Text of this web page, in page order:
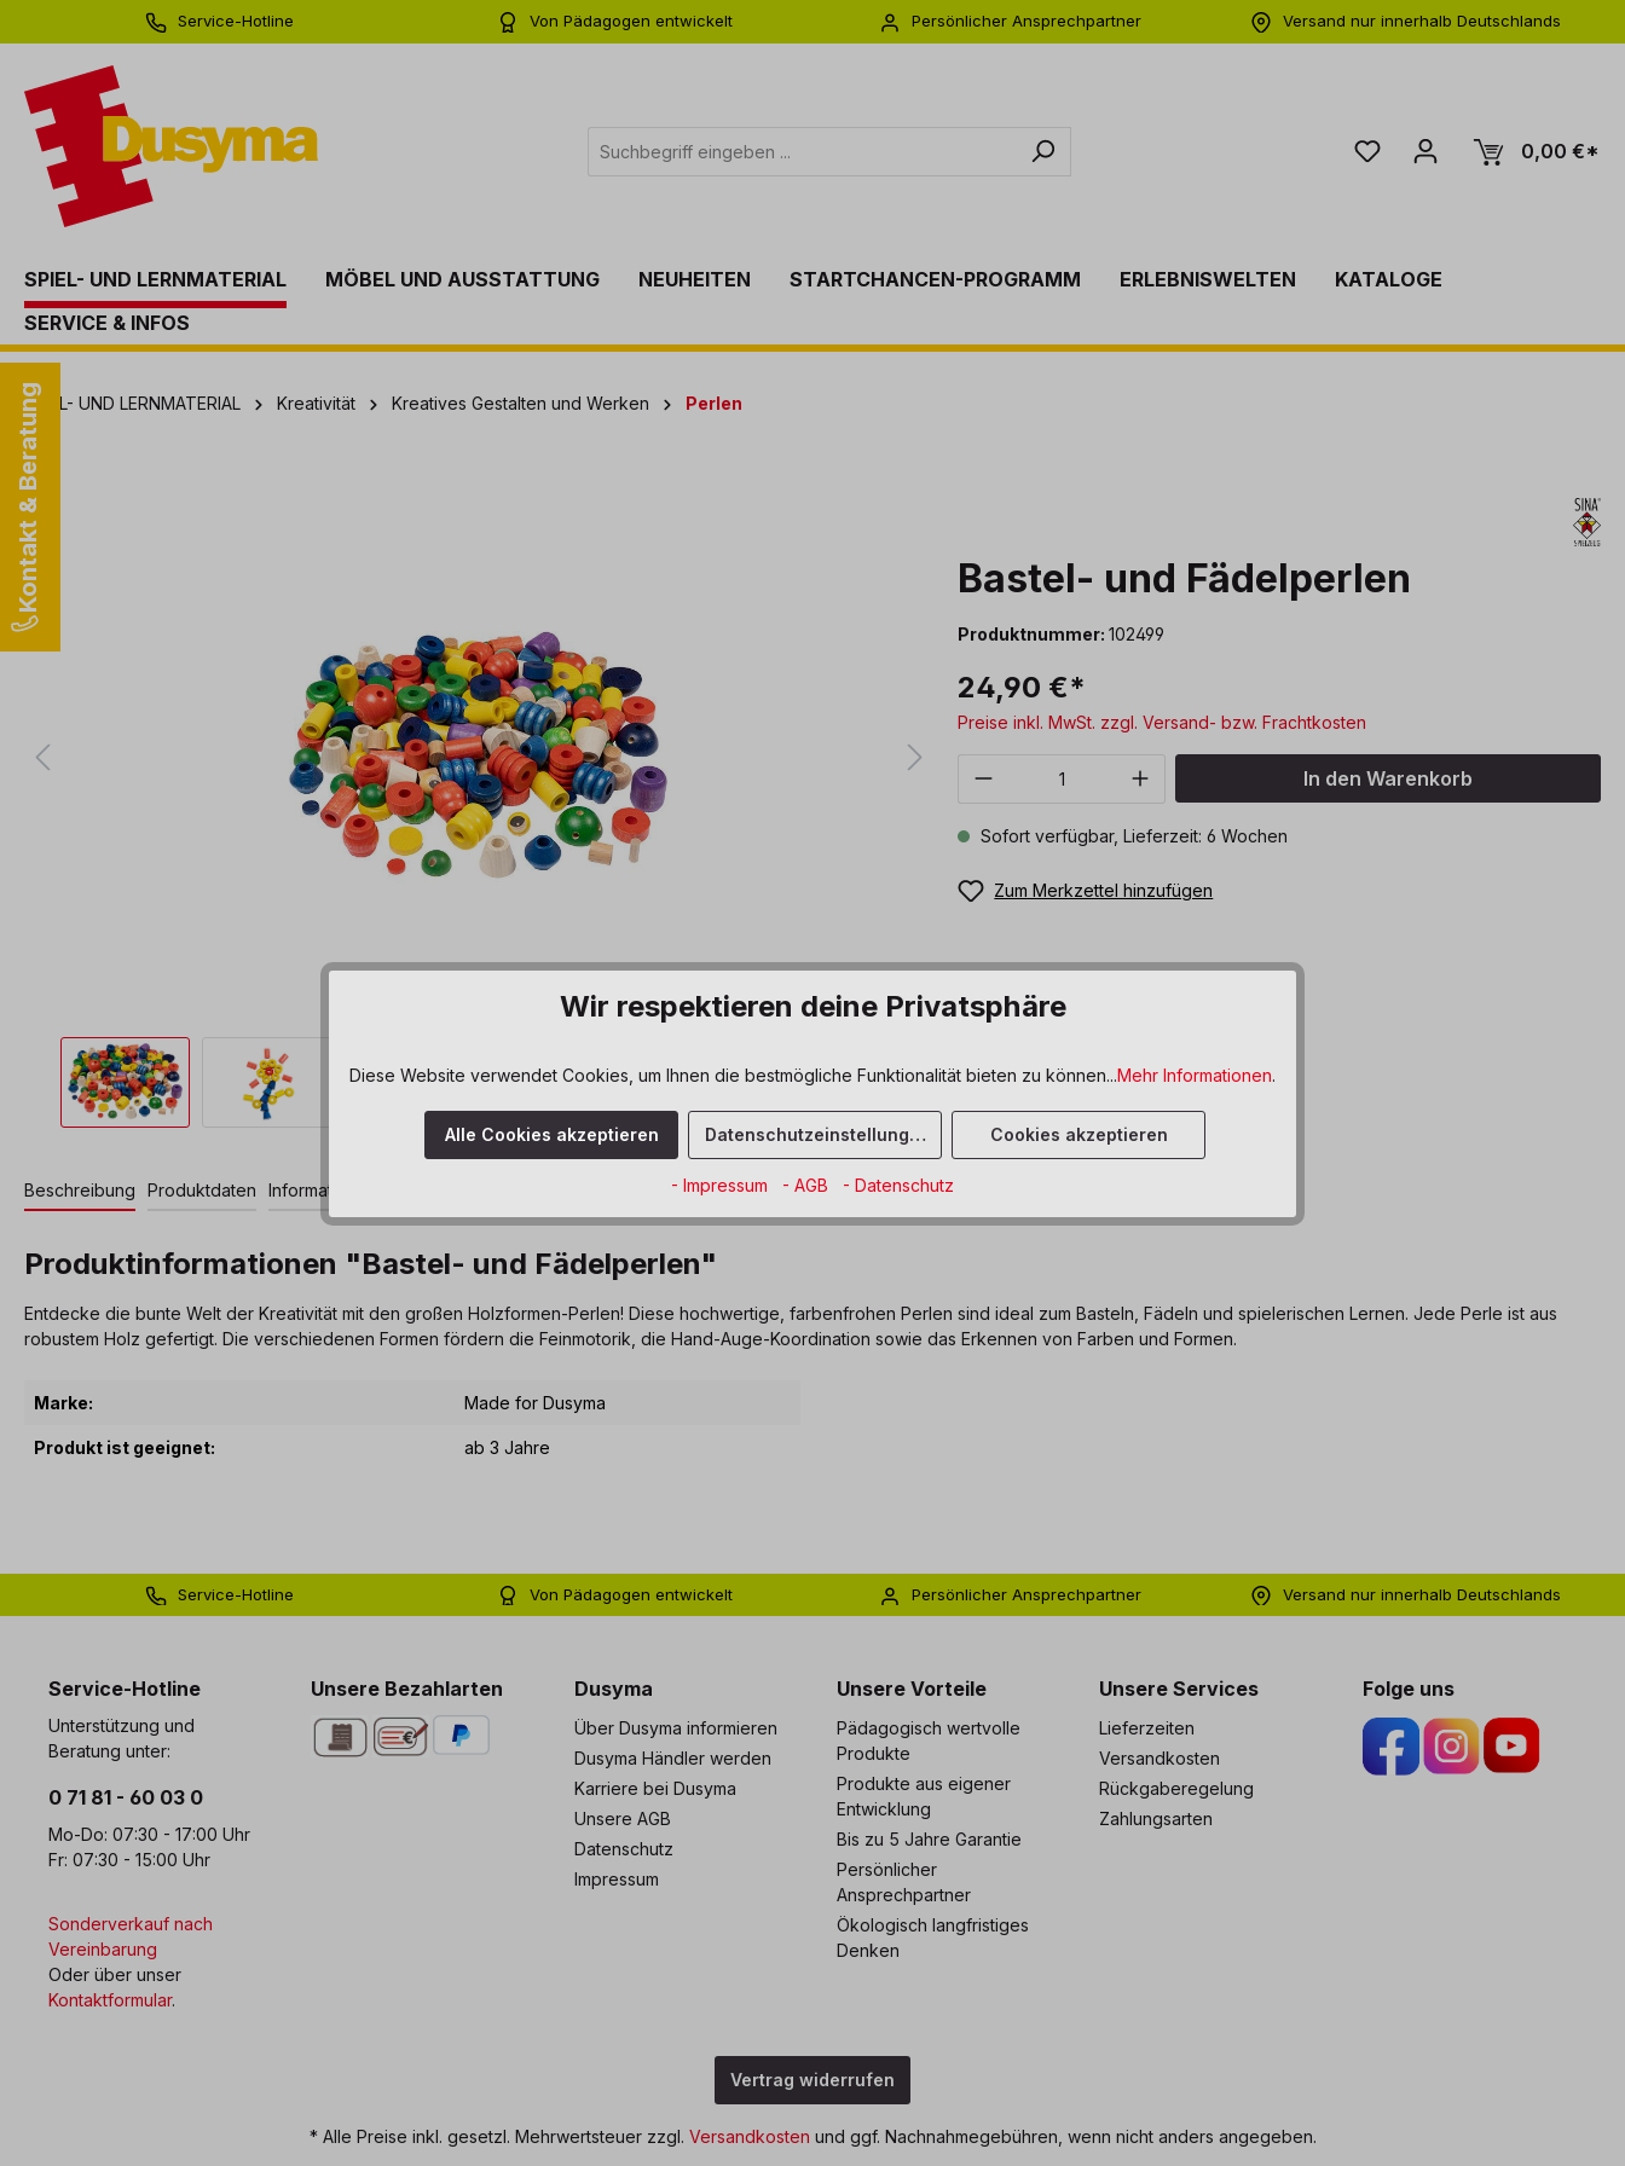
Zur Hauptnavigation springen
Service-Hotline
Von Pädagogen entwickelt
Persönlicher Ansprechpartner
Versand nur innerhalb Deutschlands
0,00 €*
SPIEL- UND LERNMATERIAL MÖBEL UND AUSSTATTUNG NEUHEITEN STARTCHANCEN-PROGRAMM ERLEBNISWELTEN
KATALOGE
SERVICE & INFOS
Kontakt & Beratung
SPIEL- UND LERNMATERIAL Kreativität Kreatives Gestalten und Werken Perlen
Bildergalerie überspringen
Bastel- und Fädelperlen
Produktnummer:102499
24,90 €*
Preise inkl. MwSt. zzgl. Versand- bzw. Frachtkosten
Produkt Anzahl: Gib den gewünschten Wert
In den Warenkorb
Sofort verfügbar, Lieferzeit: 6 Wochen
Zum Merkzettel hinzufügen
Beschreibung Produktdaten Informationen und Hinweise
Produktinformationen "Bastel- und Fädelperlen"
Entdecke die bunte Welt der Kreativität mit den großen Holzformen-Perlen! Diese hochwertige, farbenfrohen Perlen sind ideal zum Basteln, Fädeln und spielerischen Lernen. Jede Perle ist aus
robustem Holz gefertigt. Die verschiedenen Formen fördern die Feinmotorik, die Hand-Auge-Koordination sowie das Erkennen von Farben und Formen.
Marke: Made for Dusyma
Produkt ist geeignet: ab 3 Jahre
Service-Hotline
Von Pädagogen entwickelt
Persönlicher Ansprechpartner
Versand nur innerhalb Deutschlands
Service-Hotline
Unterstützung und
Beratung unter:
0 71 81 - 60 03 0
Mo-Do: 07:30 - 17:00 Uhr
Fr: 07:30 - 15:00 Uhr
Sonderverkauf nach
Vereinbarung
Oder über unser
Kontaktformular.
Unsere Bezahlarten Dusyma
Über Dusyma informieren
Dusyma Händler werden
Karriere bei Dusyma
Unsere AGB
Datenschutz
Impressum
Unsere Vorteile
Pädagogisch wertvolle
Produkte
Produkte aus eigener
Entwicklung
Bis zu 5 Jahre Garantie
Persönlicher
Ansprechpartner
Ökologisch langfristiges
Denken
Unsere Services
Lieferzeiten
Versandkosten
Rückgaberegelung
Zahlungsarten
Folge uns
Vertrag widerrufen
* Alle Preise inkl. gesetzl. Mehrwertsteuer zzgl. Versandkosten und ggf. Nachnahmegebühren, wenn nicht anders angegeben.
Wir respektieren deine Privatsphäre
Diese Website verwendet Cookies, um Ihnen die bestmögliche Funktionalität bieten zu können...Mehr Informationen.
Alle Cookies akzeptieren Datenschutzeinstellungen Cookies akzeptieren
- Impressum - AGB - Datenschutz